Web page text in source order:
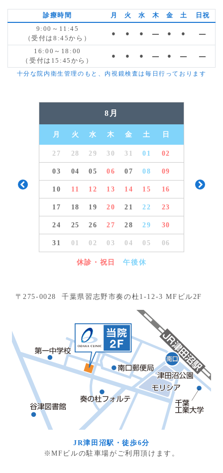
診療時間 月 火 水 木 金 土
日祝
9:00～11:45
（受付は8:45から）
● ● ● ― ● ● ―
16:00～18:00
（受付は15:45から）
● ● ● ― ● ― ―
十分な院内衛生管理のもと、内視鏡検査は毎日行っております
8月
月 火 水 木 金 土 日
27 28 29 30 31 01 02
03 04 05 06 07 08 09
10 11 12 13 14 15 16
17 18 19 20 21 22 23
24 25 26 27 28 29 30
31 01 02 03 04 05 06
休診・祝日 午後休
Previous Next
〒275-0028 千葉県習志野市奏の杜1-12-3 MFビル2F
JR津田沼駅・徒歩6分
※MFビルの駐車場がご利用頂けます。